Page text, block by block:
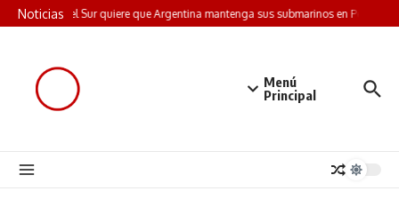
Saltar al contenido
Noticias
Corea del Sur quiere que Argentina mantenga sus submarinos en Perú: la
Menú
Principal